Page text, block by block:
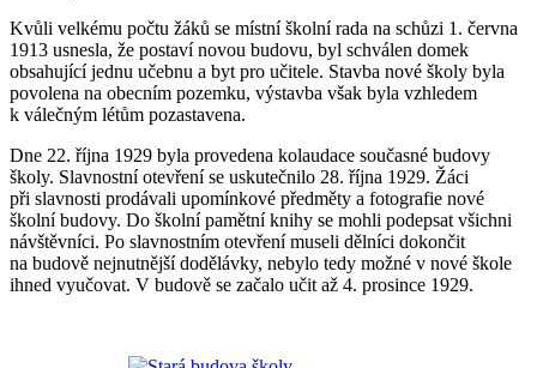
Kvůli velkému počtu žáků se místní školní rada na schůzi 1. června
1913 usnesla, že postaví novou budovu, byl schválen domek
obsahující jednu učebnu a byt pro učitele. Stavba nové školy byla
povolena na obecním pozemku, výstavba však byla vzhledem
k válečným létům pozastavena.
Dne 22. října 1929 byla provedena kolaudace současné budovy
školy. Slavnostní otevření se uskutečnilo 28. října 1929. Žáci
při slavnosti prodávali upomínkové předměty a fotografie nové
školní budovy. Do školní pamětní knihy se mohli podepsat všichni
návštěvníci. Po slavnostním otevření museli dělníci dokončit
na budově nejnutnější dodělávky, nebylo tedy možné v nové škole
ihned vyučovat. V budově se začalo učit až 4. prosince 1929.